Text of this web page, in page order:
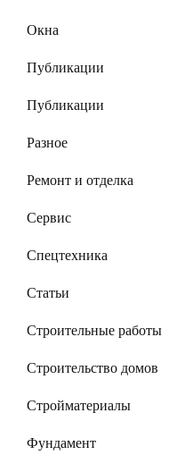
Окна
Публикации
Публикации
Разное
Ремонт и отделка
Сервис
Спецтехника
Статьи
Строительные работы
Строительство домов
Стройматериалы
Фундамент